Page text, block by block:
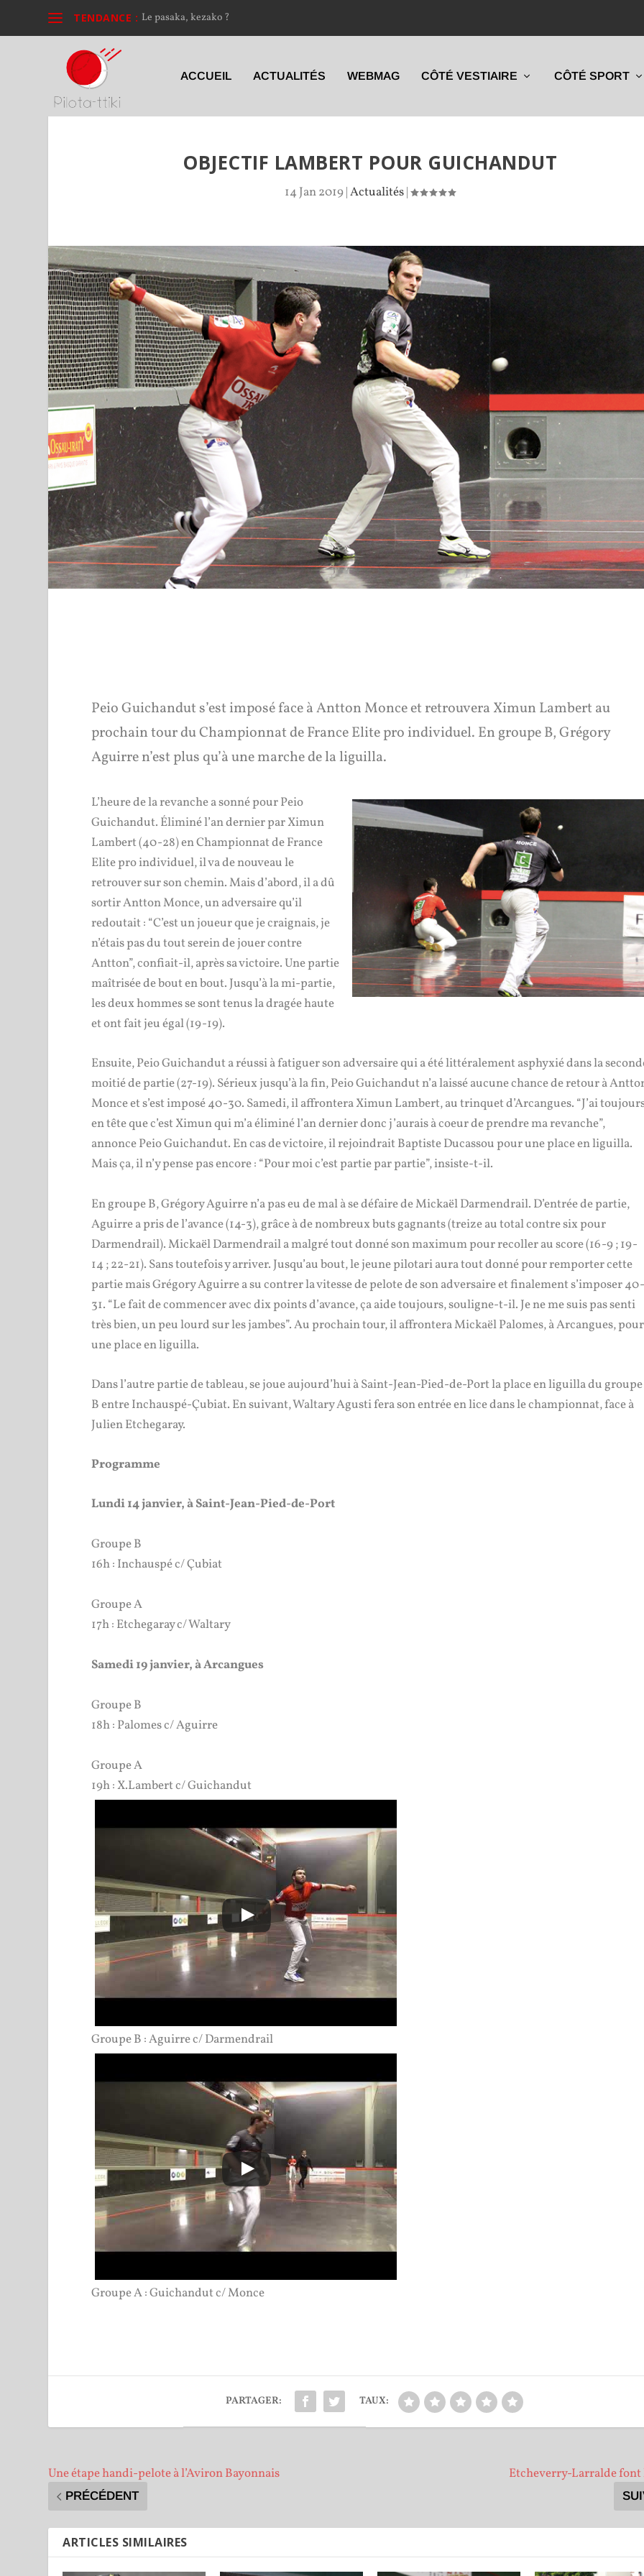
TENDANCE : Le pasaka, kezako ?
ACCUEIL ACTUALITÉS WEBMAG CÔTÉ VESTIAIRE CÔTÉ SPORT
OBJECTIF LAMBERT POUR GUICHANDUT
14 Jan 2019|Actualités|
Peio Guichandut s’est imposé face à Antton Monce et retrouvera Ximun Lambert au
prochain tour du Championnat de France Elite pro individuel. En groupe B, Grégory
Aguirre n’est plus qu’à une marche de la liguilla.
L’heure de la revanche a sonné pour Peio
Guichandut. Éliminé l’an dernier par Ximun
Lambert (40-28) en Championnat de France
Elite pro individuel, il va de nouveau le
retrouver sur son chemin. Mais d’abord, il a dû
sortir Antton Monce, un adversaire qu’il
redoutait : “C’est un joueur que je craignais, je
n’étais pas du tout serein de jouer contre
Antton”, confiait-il, après sa victoire. Une partie
maîtrisée de bout en bout. Jusqu’à la mi-partie,
les deux hommes se sont tenus la dragée haute
et ont fait jeu égal (19-19).
Ensuite, Peio Guichandut a réussi à fatiguer son adversaire qui a été littéralement asphyxié dans la
moitié de partie (27-19). Sérieux jusqu’à la fin, Peio Guichandut n’a laissé aucune chance de retour à
Monce et s’est imposé 40-30. Samedi, il affrontera Ximun Lambert, au trinquet d’Arcangues. “J’ai
en tête que c’est Ximun qui m’a éliminé l’an dernier donc j’aurais à coeur de prendre ma revanche”,
annonce Peio Guichandut. En cas de victoire, il rejoindrait Baptiste Ducassou pour une place en liguilla.
Mais ça, il n’y pense pas encore : “Pour moi c’est partie par partie”, insiste-t-il.
En groupe B, Grégory Aguirre n’a pas eu de mal à se défaire de Mickaël Darmendrail. D’entrée de partie,
Aguirre a pris de l’avance (14-3), grâce à de nombreux buts gagnants (treize au total contre six pour
Darmendrail). Mickaël Darmendrail a malgré tout donné son maximum pour recoller au score (16-9 ; 19-
14 ; 22-21). Sans toutefois y arriver. Jusqu’au bout, le jeune pilotari aura tout donné pour remporter cette
partie mais Grégory Aguirre a su contrer la vitesse de pelote de son adversaire et finalement s’imposer
31. “Le fait de commencer avec dix points d’avance, ça aide toujours, souligne-t-il. Je ne me suis pas senti
très bien, un peu lourd sur les jambes”. Au prochain tour, il affrontera Mickaël Palomes, à Arcangues, pour
une place en liguilla.
Dans l’autre partie de tableau, se joue aujourd’hui à Saint-Jean-Pied-de-Port la place en liguilla du groupe
B entre Inchauspé-Çubiat. En suivant, Waltary Agusti fera son entrée en lice dans le championnat, face à
Julien Etchegaray.
Programme
Lundi 14 janvier, à Saint-Jean-Pied-de-Port
Groupe B
16h : Inchauspé c/ Çubiat
Groupe A
17h : Etchegaray c/ Waltary
Samedi 19 janvier, à Arcangues
Groupe B
18h : Palomes c/ Aguirre
Groupe A
19h : X.Lambert c/ Guichandut
Groupe B : Aguirre c/ Darmendrail
Groupe A : Guichandut c/ Monce
PARTAGER: TAUX:
Une étape handi-pelote à l’Aviron Bayonnais
PRÉCÉDENT
Etcheverry-Larralde font
ARTICLES SIMILAIRES